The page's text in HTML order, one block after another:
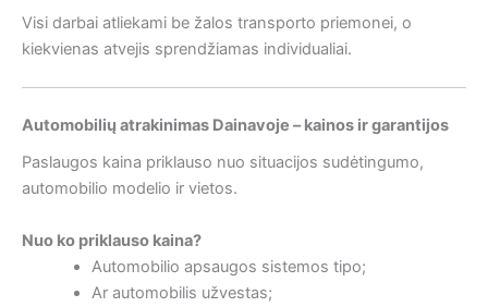
Visi darbai atliekami be žalos transporto priemonei, o
kiekvienas atvejis sprendžiamas individualiai.
Automobilių atrakinimas Dainavoje – kainos ir garantijos
Paslaugos kaina priklauso nuo situacijos sudėtingumo,
automobilio modelio ir vietos.
Nuo ko priklauso kaina?
Automobilio apsaugos sistemos tipo;
Ar automobilis užvestas;